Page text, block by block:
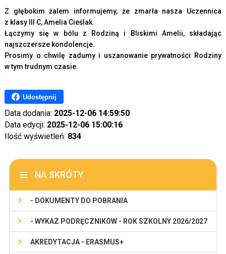
Z głębokim żalem informujemy, że zmarła nasza Uczennica
z klasy III C, Amelia Cieślak.
Łączymy się w bólu z Rodziną i Bliskimi Amelii, składając
najszczersze kondolencje.
Prosimy o chwilę zadumy i uszanowanie prywatności Rodziny
w tym trudnym czasie.
Udostępnij
Data dodania: 2025-12-06 14:59:50
Data edycji: 2025-12-06 15:00:16
Ilość wyświetleń: 834
NA SKRÓTY
- DOKUMENTY DO POBRANIA
- WYKAZ PODRĘCZNIKÓW - ROK SZKOLNY 2026/2027
AKREDYTACJA - ERASMUS+